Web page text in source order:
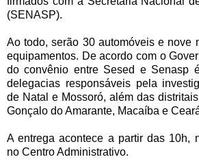
(SENASP).
Ao todo, serão 30 automóveis e nove
equipamentos. De acordo com o
do convênio entre Sesed e Senasp
delegacias responsáveis pela
de Natal e Mossoró, além das
Gonçalo do Amarante, Macaíba e
A entrega acontece a partir das 10h,
no Centro Administrativo.